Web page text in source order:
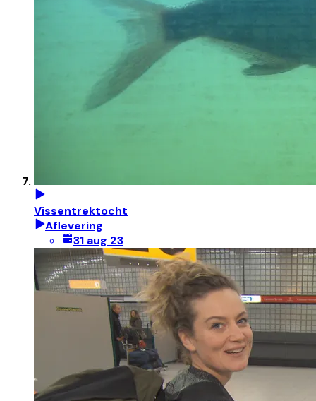
Vissentrektocht
Aflevering
31 aug 23